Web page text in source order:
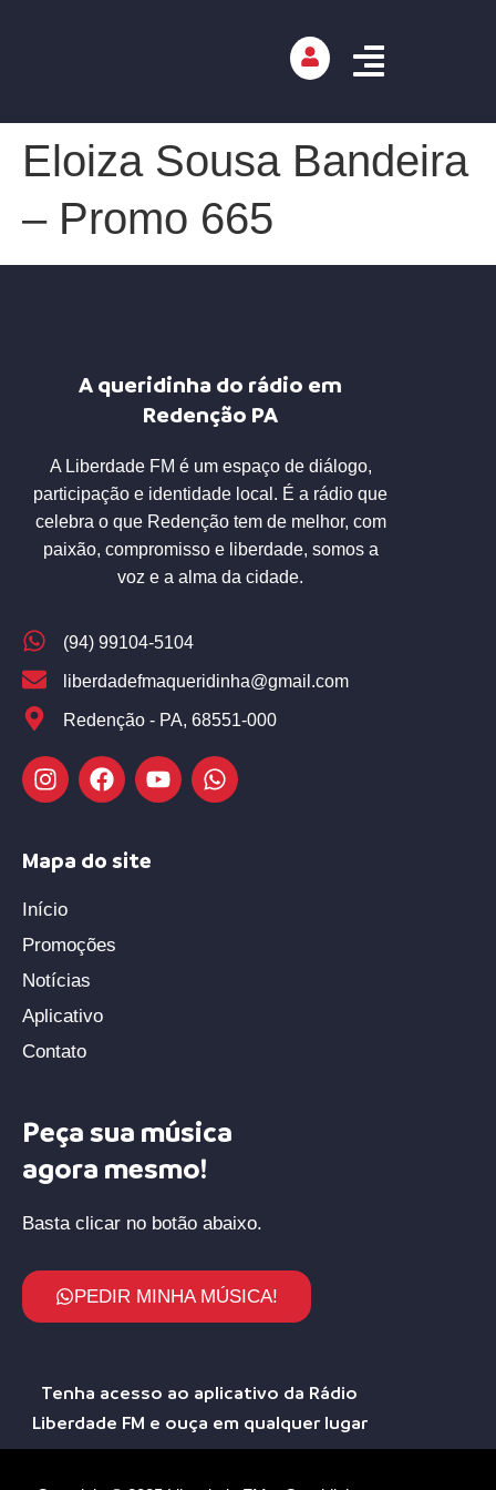
Eloiza Sousa Bandeira
– Promo 665
A queridinha do rádio em
Redenção PA
A Liberdade FM é um espaço de diálogo,
participação e identidade local. É a rádio que
celebra o que Redenção tem de melhor, com
paixão, compromisso e liberdade, somos a
voz e a alma da cidade.
(94) 99104-5104
liberdadefmaqueridinha@gmail.com
Redenção - PA, 68551-000
Mapa do site
Início
Promoções
Notícias
Aplicativo
Contato
Peça sua música
agora mesmo!
Basta clicar no botão abaixo.
PEDIR MINHA MÚSICA!
Tenha acesso ao aplicativo da Rádio
Liberdade FM e ouça em qualquer lugar